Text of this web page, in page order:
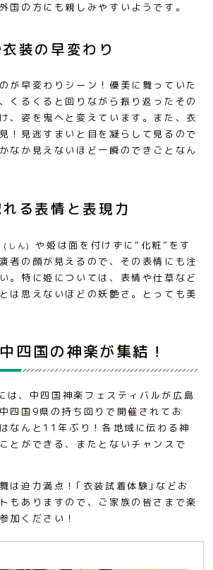
国の方にも親しみやすいようです。
装の早変わり
が早変わりシーン！優美に舞っていた
くるくると回りながら振り返ったその
、姿を鬼へと変えています。また、衣
！見逃すまいと目を凝らして見るので
なか見えないほど一瞬のできごとなん
る表情と表現力
(しん)
や姫は面を付けずに“化粧”をす
者の顔が見えるので、その表情にも注
。特に姫については、表情や仕草など
は思えないほどの妖艶さ。とっても美
四国の神楽が集結！
、中四国神楽フェスティバルが広島
四国9県の持ち回りで開催されてお
なんと11年ぶり！各地域に伝わる神
とができる、またとないチャンスで
は迫力満点！｢衣装試着体験｣などお
もありますので、ご家族の皆さまで楽
加ください！